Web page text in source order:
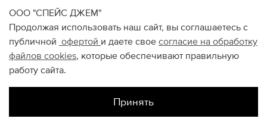
ООО "СПЕЙС ДЖЕМ"
Продолжая использовать наш сайт, вы соглашаетесь с
публичной офертой и даете свое согласие на обработку
файлов cookies, которые обеспечивают правильную
работу сайта.
Принять